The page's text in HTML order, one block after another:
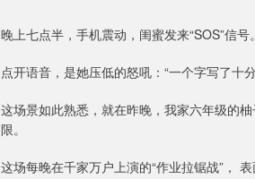
晚上七点半，手机震动，闺蜜发来“SOS”信号。
点开语音，是她压低的怒吼：“一个字写了十
这场景如此熟悉，就在昨晚，我家六年级的
限。
这场每晚在千家万户上演的“作业拉锯战”，